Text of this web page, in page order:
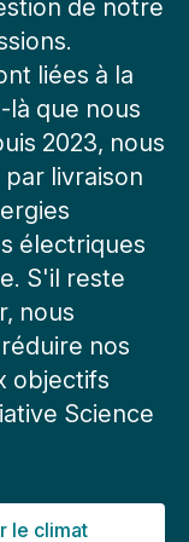
de notre
liées à la
là que nous
2023, nous
livraison
électriques
S'il reste
nous
nos
objectifs
Science
le climat